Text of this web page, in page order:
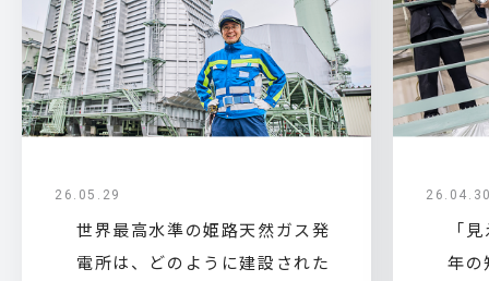
26.05.29
世界最高水準の姫路天然ガス発
電所は、どのように建設された
「
年の